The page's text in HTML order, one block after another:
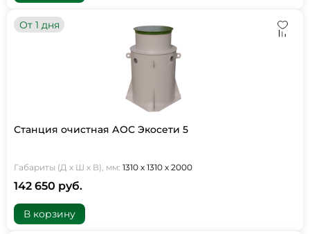
От 1 дня
Станция очистная АОС Экосети 5
Габариты (Д х Ш х В), мм: 1310 х 1310 х 2000
142 650 руб.
В корзину